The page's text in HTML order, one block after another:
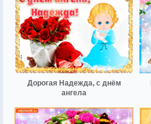
Дорогая Надежда, с днём
ангела